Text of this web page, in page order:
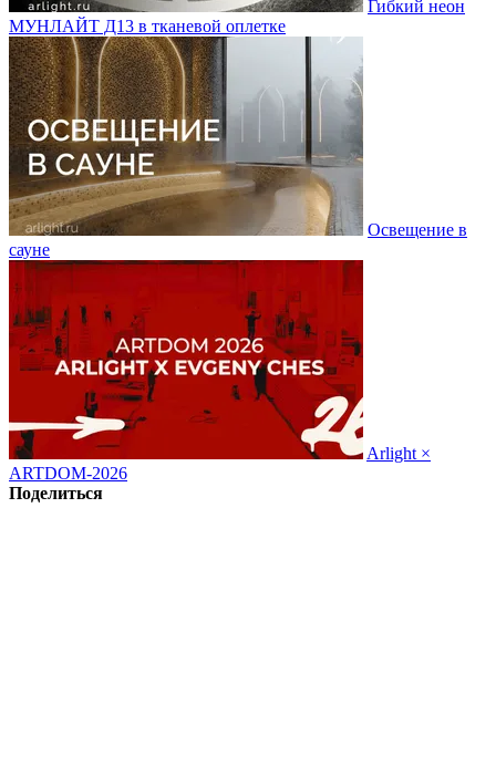
Гибкий неон
МУНЛАЙТ Д13 в тканевой оплетке
Освещение в
сауне
Arlight ×
ARTDOM-2026
Поделиться